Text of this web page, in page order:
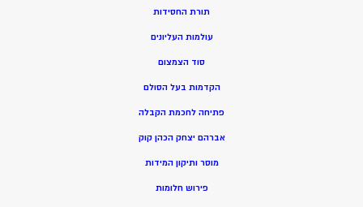
תורת החסידות
עולמות העליונים
סוד הצמצום
הקדמות בעל הסולם
פתיחה לחכמת הקבלה
אברהם יצחק הכהן קוק
מוסר ותיקון המידות
פירוש חלומות